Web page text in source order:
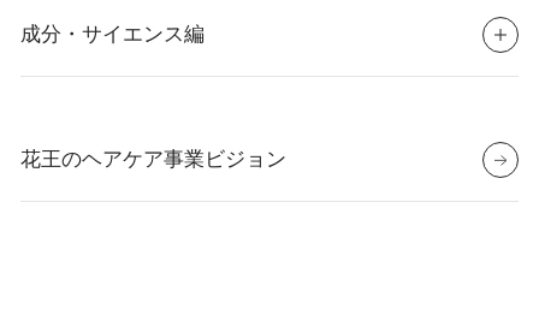
成分・サイエンス編
花王のヘアケア事業ビジョン